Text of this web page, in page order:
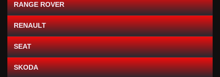
RANGE ROVER
RENAULT
SEAT
SKODA